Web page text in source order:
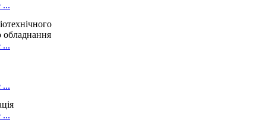
...
обладнання
...
...
...